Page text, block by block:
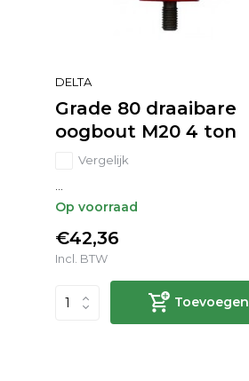
DELTA
Grade 80 draaibare
oogbout M20 4 ton
Vergelijk
Op voorraad
€42,36
Incl. BTW
Toevoegen